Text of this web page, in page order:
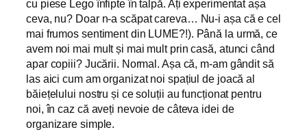
cu piese Lego înfipte în talpă. Ați experimentat așa
ceva, nu? Doar n-a scăpat careva… Nu-i așa că e cel
mai frumos sentiment din LUME?!). Până la urmă, ce
avem noi mai mult și mai mult prin casă, atunci când
apar copiii? Jucării. Normal. Așa că, m-am gândit să
las aici cum am organizat noi spațiul de joacă al
băiețelului nostru și ce soluții au funcționat pentru
noi, în caz că aveți nevoie de câteva idei de
organizare simple.